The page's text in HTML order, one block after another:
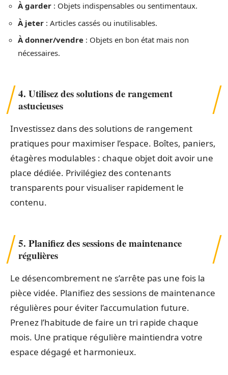
À garder : Objets indispensables ou sentimentaux.
À jeter : Articles cassés ou inutilisables.
À donner/vendre : Objets en bon état mais non
nécessaires.
4. Utilisez des solutions de rangement
astucieuses
Investissez dans des solutions de rangement
pratiques pour maximiser l’espace. Boîtes, paniers,
étagères modulables : chaque objet doit avoir une
place dédiée. Privilégiez des contenants
transparents pour visualiser rapidement le
contenu.
5. Planifiez des sessions de maintenance
régulières
Le désencombrement ne s’arrête pas une fois la
pièce vidée. Planifiez des sessions de maintenance
régulières pour éviter l’accumulation future.
Prenez l’habitude de faire un tri rapide chaque
mois. Une pratique régulière maintiendra votre
espace dégagé et harmonieux.